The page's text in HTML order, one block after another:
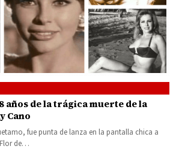
años de la trágica muerte de la
Cano
fue punta de lanza en la pantalla chica a
de…